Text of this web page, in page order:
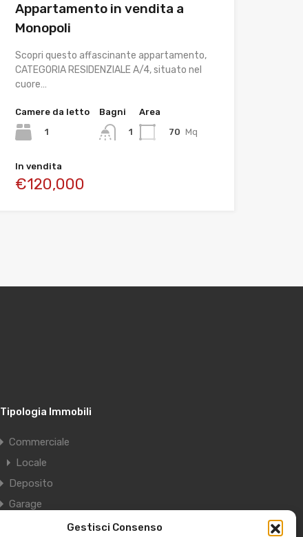
Gestisci Consenso
Appartamento in vendita a
Monopoli
Scopri questo affascinante appartamento,
CATEGORIA RESIDENZIALE A/4, situato nel
cuore…
Camere da letto
1
Bagni
1
Area
70 Mq
In vendita
€120,000
Tipologia Immobili
Commerciale
Locale
Deposito
Garage
Residenziale